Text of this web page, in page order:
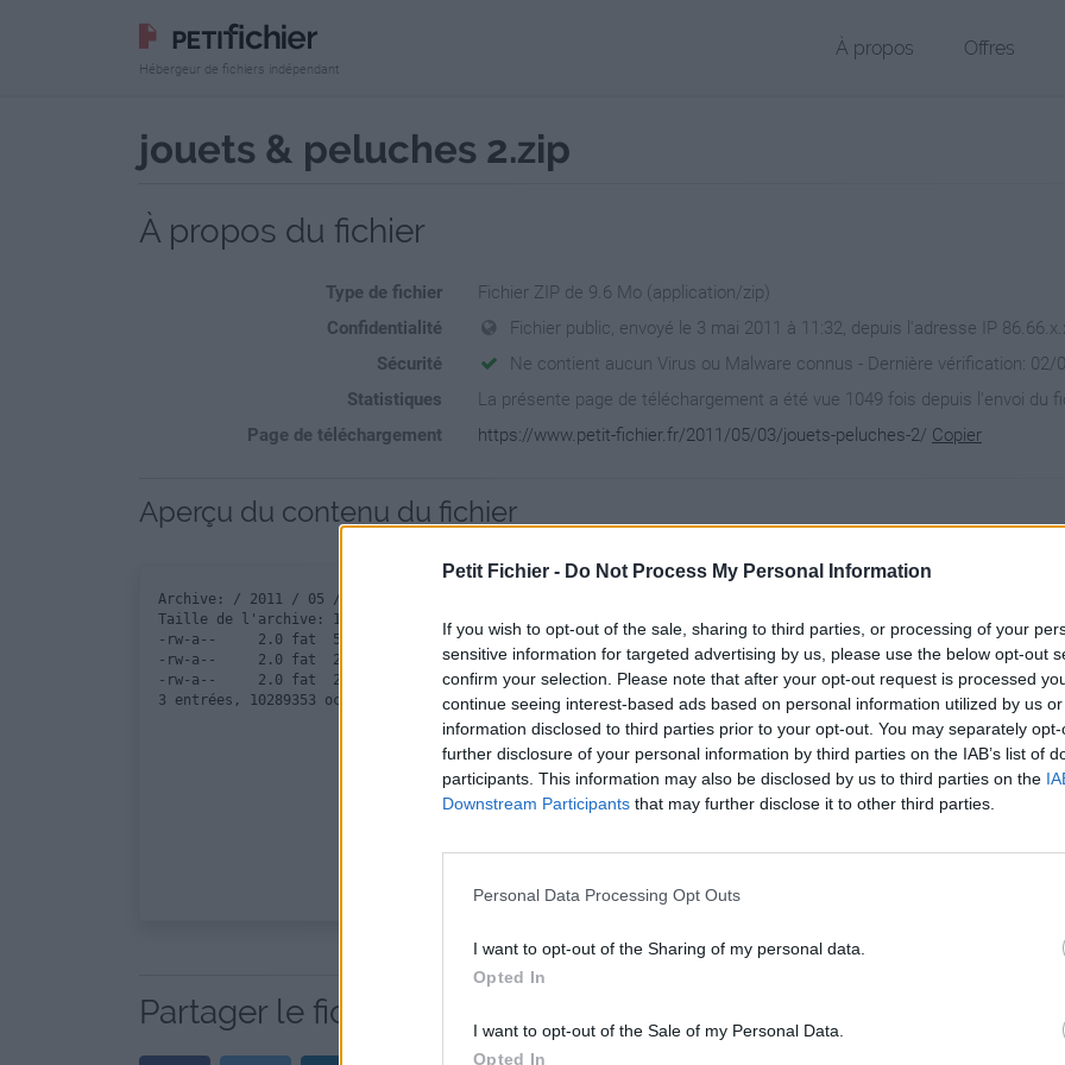
Petit Fichier - Do Not Process My Personal Information
If you wish to opt-out of the sale, sharing to third parties, or processing of your
sensitive information for targeted advertising by us, please use the below opt-out
confirm your selection. Please note that after your opt-out request is processed
continue seeing interest-based ads based on personal information utilized by us
information disclosed to third parties prior to your opt-out. You may separately
further disclosure of your personal information by third parties on the IAB’s list of
participants. This information may also be disclosed by us to third parties on the
Downstream Participants that may further disclose it to other third parties.
Personal Data Processing Opt Outs
I want to opt-out of the Sharing of my personal data.
Opted In
I want to opt-out of the Sale of my Personal Data.
Opted In
Hébergeur de fichiers indépendant
À propos Offres
jouets & peluches 2.zip
À propos du fichier
Type de fichier
Fichier ZIP de 9.6 Mo (application/zip)
Confidentialité
Fichier public, envoyé le 3 mai 2011 à 11:32, depuis l'adresse IP
Sécurité
Ne contient aucun Virus ou Malware connus - Dernière vérification: 02/
Statistiques
La présente page de téléchargement a été vue 1049 fois depuis l'envoi du
Page de téléchargement
https://www.petit-fichier.fr/2011/05/03/jouets-peluches-2/ Copier
Aperçu du contenu du fichier
Archive: / 2011 / 05 / 03 / jouets-peluches-2 / jouets-peluches-2.zip
Taille de l'archive: 10011202 octets, nombre de fichiers et répertoires: 3
-rw-a--     2.0 fat  5873110 b- defN 11-Apr-15 21:41 ready for bed hedgehog.pdf
-rw-a--     2.0 fat  2028665 b- defN 11-Apr-15 20:37 snowman.pdf
-rw-a--     2.0 fat  2387578 b- defN 11-Apr-15 20:07 thomas tank engine toy.pdf
Partager le fichier jouets & peluches 2.zip sur le Web et les